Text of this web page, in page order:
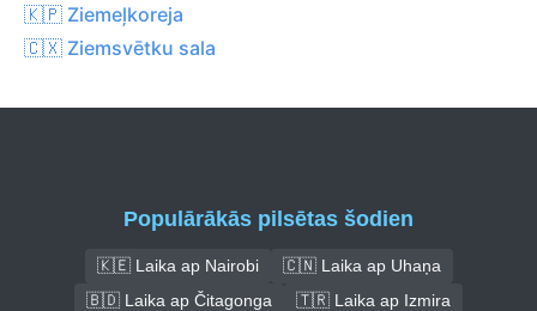
🇰🇵 Ziemeļkoreja
🇨🇽 Ziemsvētku sala
Populārākās pilsētas šodien
🇰🇪 Laika ap Nairobi
🇨🇳 Laika ap Uhaņa
🇧🇩 Laika ap Čitagonga
🇹🇷 Laika ap Izmira